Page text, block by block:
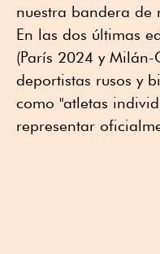
nuestra bandera de
En las dos últimas
(París 2024 y
deportistas rusos y
como "atletas
representar